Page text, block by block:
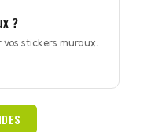
?
stickers muraux.